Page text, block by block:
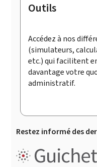
Pied
page
Outils
Accédez à nos
(simulateurs,
etc.) qui facilitent
davantage votre
administratif.
Restez informé des